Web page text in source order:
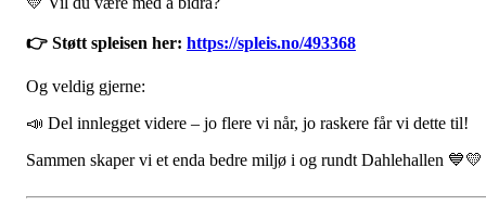
👉 Støtt spleisen her: https://spleis.no/493368
Og veldig gjerne:
📣 Del innlegget videre – jo flere vi når, jo raskere får vi dette til!
Sammen skaper vi et enda bedre miljø i og rundt Dahlehallen 💙💛